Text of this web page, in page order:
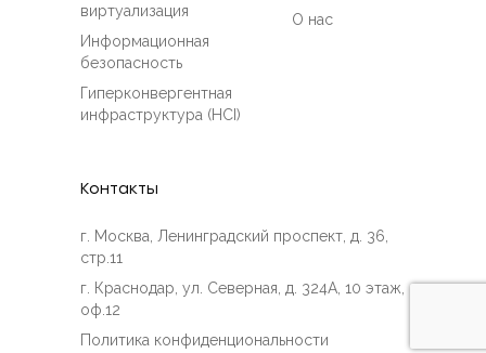
виртуализация
Информационная
безопасность
Гиперконвергентная
инфраструктура (HCI)
О нас
Контакты
г. Москва, Ленинградский проспект, д. 36,
стр.11
г. Краснодар, ул. Северная, д. 324А, 10 этаж,
оф.12
Политика конфиденциональности